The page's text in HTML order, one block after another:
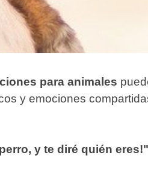
para animales
y emociones
y te diré quién eres!"